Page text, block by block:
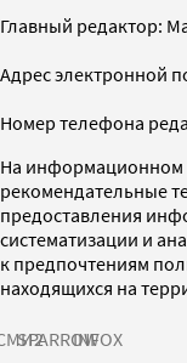
Главный редактор:
Адрес электронной
Номер телефона
На информационном
рекомендательные
предоставления
систематизации и
к предпочтениям
находящихся на
SPARROWINFOX